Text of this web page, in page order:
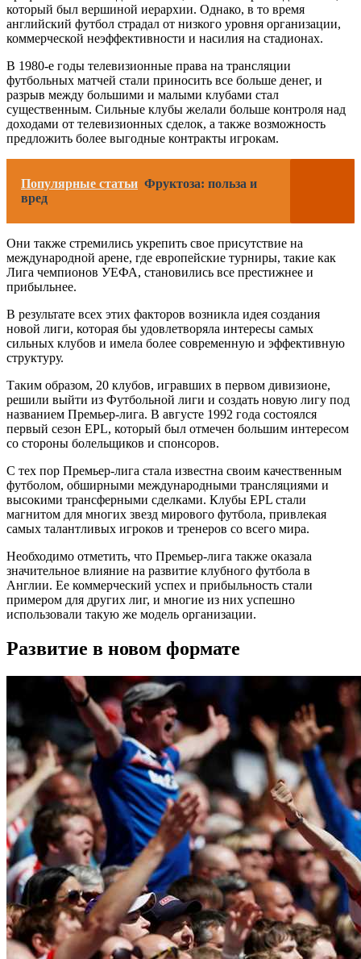
который был вершиной иерархии. Однако, в то время
английский футбол страдал от низкого уровня организации,
коммерческой неэффективности и насилия на стадионах.
В 1980-е годы телевизионные права на трансляции
футбольных матчей стали приносить все больше денег, и
разрыв между большими и малыми клубами стал
существенным. Сильные клубы желали больше контроля над
доходами от телевизионных сделок, а также возможность
предложить более выгодные контракты игрокам.
Популярные статьи Фруктоза: польза и
вред
Они также стремились укрепить свое присутствие на
международной арене, где европейские турниры, такие как
Лига чемпионов УЕФА, становились все престижнее и
прибыльнее.
В результате всех этих факторов возникла идея создания
новой лиги, которая бы удовлетворяла интересы самых
сильных клубов и имела более современную и эффективную
структуру.
Таким образом, 20 клубов, игравших в первом дивизионе,
решили выйти из Футбольной лиги и создать новую лигу под
названием Премьер-лига. В августе 1992 года состоялся
первый сезон EPL, который был отмечен большим интересом
со стороны болельщиков и спонсоров.
С тех пор Премьер-лига стала известна своим качественным
футболом, обширными международными трансляциями и
высокими трансферными сделками. Клубы EPL стали
магнитом для многих звезд мирового футбола, привлекая
самых талантливых игроков и тренеров со всего мира.
Необходимо отметить, что Премьер-лига также оказала
значительное влияние на развитие клубного футбола в
Англии. Ее коммерческий успех и прибыльность стали
примером для других лиг, и многие из них успешно
использовали такую же модель организации.
Развитие в новом формате